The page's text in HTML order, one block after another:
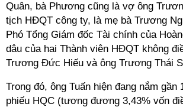
Quân, bà Phương cũng là vợ ông
tịch HĐQT công ty, là mẹ bà Trương
Phó Tổng Giám đốc Tài chính của
dâu của hai Thành viên HĐQT không
Trương Đức Hiếu và ông Trương Thái
Trong đó, ông Tuấn hiện đang nắm gần
phiếu HQC (tương đương 3,43% vốn